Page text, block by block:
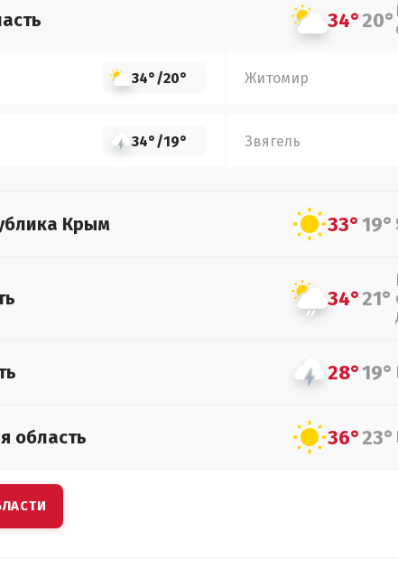
34°20°
34°/20° Житомир
34°/19° Звягель
Крым 33°19°
34°21°
28°19°
область 36°23°